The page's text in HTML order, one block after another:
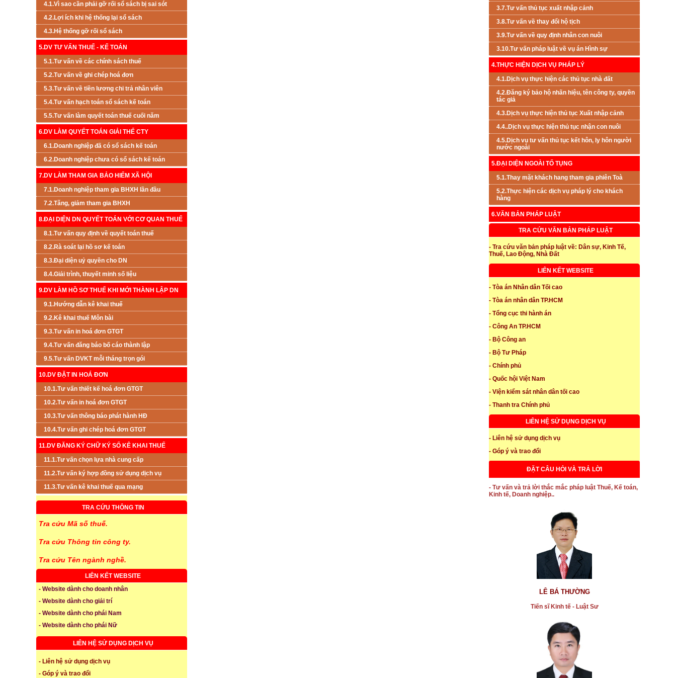
4.1.Vì sao cần phải gỡ rối sổ sách bị sai sót
4.2.Lợi ích khi hệ thống lại sổ sách
4.3.Hệ thống gỡ rối sổ sách
5.DV TƯ VẤN THUẾ - KẾ TOÁN
5.1.Tư vấn về các chính sách thuế
5.2.Tư vấn về ghi chép hoá đơn
5.3.Tư vấn về tiền lương chi trả nhân viên
5.4.Tư vấn hạch toán sổ sách kế toán
5.5.Tư vấn làm quyết toán thuế cuối năm
6.DV LÀM QUYẾT TOÁN GIẢI THỂ CTY
6.1.Doanh nghiệp đã có sổ sách kế toán
6.2.Doanh nghiệp chưa có sổ sách kế toán
7.DV LÀM THAM GIA BẢO HIỂM XÃ HỘI
7.1.Doanh nghiệp tham gia BHXH lần đầu
7.2.Tăng, giảm tham gia BHXH
8.ĐẠI DIỆN DN QUYẾT TOÁN VỚI CƠ QUAN THUẾ
8.1.Tư vấn quy định về quyết toán thuế
8.2.Rà soát lại hồ sơ kế toán
8.3.Đại diện uỷ quyền cho DN
8.4.Giải trình, thuyết minh số liệu
9.DV LÀM HỒ SƠ THUẾ KHI MỚI THÀNH LẬP DN
9.1.Hướng dẫn kê khai thuế
9.2.Kê khai thuế Môn bài
9.3.Tư vấn in hoá đơn GTGT
9.4.Tư vấn đăng báo bố cáo thành lập
9.5.Tư vấn DVKT mỗi tháng trọn gói
10.DV ĐẶT IN HOÁ ĐƠN
10.1.Tư vấn thiết kế hoá đơn GTGT
10.2.Tư vấn in hoá đơn GTGT
10.3.Tư vấn thông báo phát hành HĐ
10.4.Tư vấn ghi chép hoá đơn GTGT
11.DV ĐĂNG KÝ CHỮ KÝ SỐ KÊ KHAI THUẾ
11.1.Tư vấn chọn lựa nhà cung cấp
11.2.Tư vấn ký hợp đồng sử dụng dịch vụ
11.3.Tư vấn kê khai thuế qua mạng
TRA CỨU THÔNG TIN
Tra cứu Mã số thuế.
Tra cứu Thông tin công ty.
Tra cứu Tên ngành nghề.
LIÊN KẾT WEBSITE
- Website dành cho doanh nhân
- Website dành cho giải trí
- Website dành cho phái Nam
- Website dành cho phái Nữ
LIÊN HỆ SỬ DỤNG DỊCH VỤ
- Liên hệ sử dụng dịch vụ
- Góp ý và trao đổi
3.7.Tư vấn thủ tục xuất nhập cảnh
3.8.Tư vấn về thay đổi hộ tịch
3.9.Tư vấn về quy định nhân con nuôi
3.10.Tư vấn pháp luật về vụ án Hình sự
4.THỰC HIỆN DỊCH VỤ PHÁP LÝ
4.1.Dịch vụ thực hiện các thủ tục nhà đất
4.2.Đăng ký bảo hộ nhãn hiệu, tên công ty, quyền
tác giả
4.3.Dịch vụ thực hiện thủ tục Xuất nhập cảnh
4.4..Dịch vụ thực hiện thủ tục nhận con nuôi
4.5.Dịch vụ tư vấn thủ tục kết hôn, ly hôn người
nước ngoài
5.ĐẠI DIỆN NGOÀI TỐ TỤNG
5.1.Thay mặt khách hang tham gia phiên Toà
5.2.Thực hiện các dịch vụ pháp lý cho khách
hàng
6.VĂN BẢN PHÁP LUẬT
TRA CỨU VĂN BẢN PHÁP LUẬT
- Tra cứu văn bản pháp luật về: Dân sự, Kinh Tế,
Thuế, Lao Động, Nhà Đất
LIÊN KẾT WEBSITE
- Tòa án Nhân dân Tối cao
- Tòa án nhân dân TP.HCM
- Tổng cục thi hành án
- Công An TP.HCM
- Bộ Công an
- Bộ Tư Pháp
- Chính phủ
- Quốc hội Việt Nam
- Viện kiểm sát nhân dân tối cao
- Thanh tra Chính phủ
LIÊN HỆ SỬ DỤNG DỊCH VỤ
- Liên hệ sử dụng dịch vụ
- Góp ý và trao đổi
ĐẶT CÂU HỎI VÀ TRẢ LỜI
- Tư vấn và trả lời thắc mắc pháp luật Thuế, Kế toán,
Kinh tế, Doanh nghiệp..
LÊ BÁ THƯỜNG
Tiến sĩ Kinh tế - Luật Sư
* Ông Đoàn Ngọc Hải có được phép tặng Huân
chương Lao Động của mình cho người khác
* Kết quả công tác phòng, chống tham nhũng trong
Luật cấm nhưng thực tiễn “buông”
* Hát Karaoke bằng loa kẹo kéo: Không dễ nói cấm